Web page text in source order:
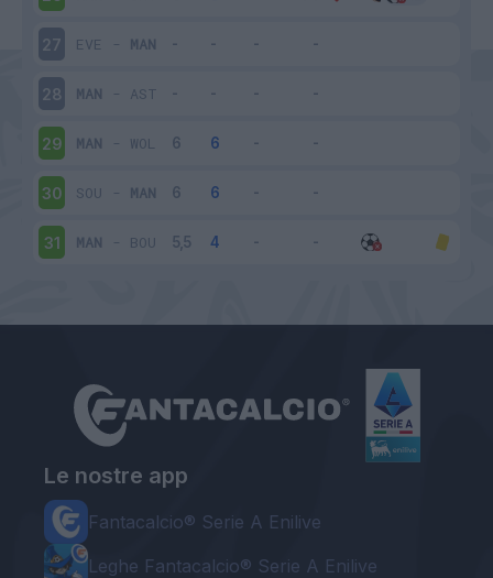
27 EVE - MAN
28 MAN - AST
29 MAN - WOL
30 SOU - MAN
31 MAN - BOU
Le nostre app
Fantacalcio® Serie A Enilive
Leghe Fantacalcio® Serie A Enilive